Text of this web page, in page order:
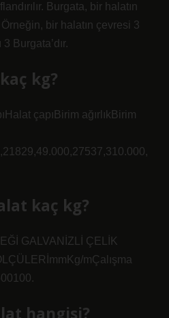
Burgata, bir halatın
bir halatın çevresi 3
3 Burgata’dır.
kg?
çapıBirim ağırlıkBirim
kaç kg?
GALVANİZLİ ÇELİK
mÇalışma
hangisi?